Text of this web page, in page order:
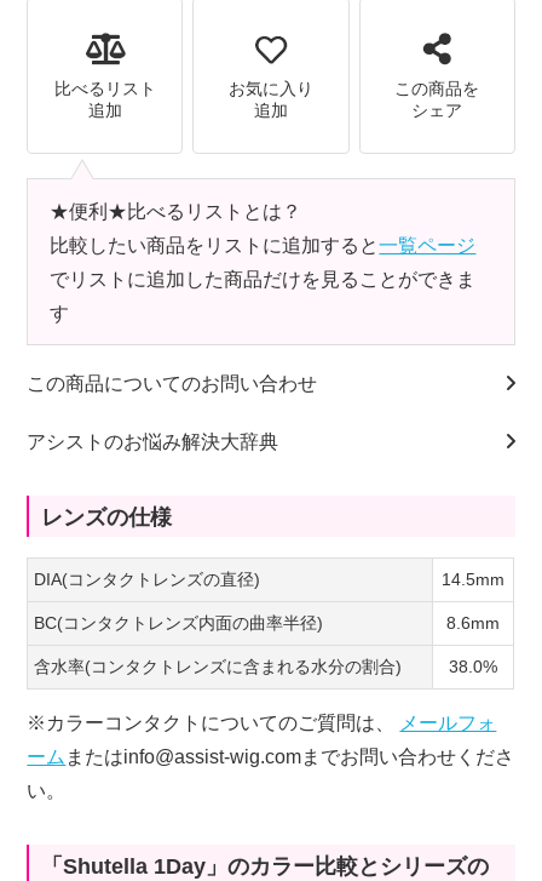
比べるリスト
追加
お気に入り
追加
この商品を
シェア
★便利★比べるリストとは？
比較したい商品をリストに追加すると一覧ページ
でリストに追加した商品だけを見ることができま
す
この商品についてのお問い合わせ
アシストのお悩み解決大辞典
レンズの仕様
DIA(コンタクトレンズの直径) 14.5mm
BC(コンタクトレンズ内面の曲率半径) 8.6mm
含水率(コンタクトレンズに含まれる水分の割合) 38.0%
※カラーコンタクトについてのご質問は、
メールフォ
ーム またはinfo@assist-wig.comまでお問い合わせくださ
い。
「Shutella 1Day」のカラー比較とシリーズの